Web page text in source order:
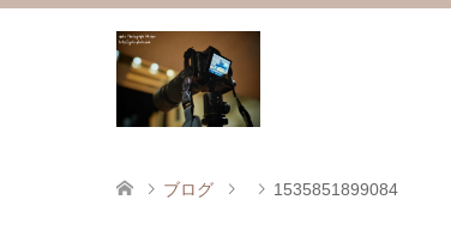
ブログ 1535851899084